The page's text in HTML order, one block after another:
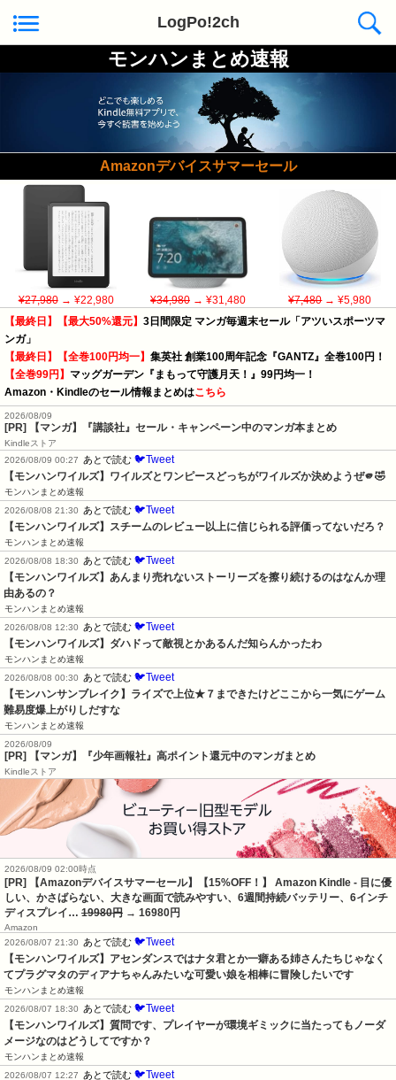
LogPo!2ch
モンハンまとめ速報
Amazonデバイスサマーセール
¥27,980→ ¥22,980 ¥34,980→ ¥31,480 ¥7,480→ ¥5,980
【最終日】【最大50%還元】 3日間限定 マンガ毎週末セール「アツいスポーツマ
ンガ」
【最終日】【全巻100円均一】 集英社 創業100周年記念『GANTZ』全巻100円！
【全巻99円】 マッグガーデン『まもって守護月天！』99円均一！
Amazon・Kindleのセール情報まとめはこちら
2026/08/09
[PR] 【マンガ】『講談社』セール・キャンペーン中のマンガ本まとめ
Kindleストア
2026/08/09 00:27
あとで読む 🐦Tweet
【モンハンワイルズ】ワイルズとワンピースどっちがワイルズか決めようぜ🫵🤣
モンハンまとめ速報
2026/08/08 21:30
あとで読む 🐦Tweet
【モンハンワイルズ】スチームのレビュー以上に信じられる評価ってないだろ？
モンハンまとめ速報
2026/08/08 18:30
あとで読む 🐦Tweet
【モンハンワイルズ】あんまり売れないストーリーズを擦り続けるのはなんか理
由あるの？
モンハンまとめ速報
2026/08/08 12:30
あとで読む 🐦Tweet
【モンハンワイルズ】ダハドって敵視とかあるんだ知らんかったわ
モンハンまとめ速報
2026/08/08 00:30
あとで読む 🐦Tweet
【モンハンサンブレイク】ライズで上位★７まできたけどここから一気にゲーム
難易度爆上がりしだすな
モンハンまとめ速報
2026/08/09
[PR] 【マンガ】『少年画報社』高ポイント還元中のマンガまとめ
Kindleストア
2026/08/09 02:00時点
[PR] 【Amazonデバイスサマーセール】【15%OFF！】 Amazon Kindle - 目に優
しい、かさばらない、大きな画面で読みやすい、6週間持続バッテリー、6インチ
ディスプレイ… 19980円 → 16980円
Amazon
2026/08/07 21:30
あとで読む 🐦Tweet
【モンハンワイルズ】アセンダンスではナタ君とか一癖ある姉さんたちじゃなく
てプラグマタのディアナちゃんみたいな可愛い娘を相棒に冒険したいです
モンハンまとめ速報
2026/08/07 18:30
あとで読む 🐦Tweet
【モンハンワイルズ】質問です、プレイヤーが環境ギミックに当たってもノーダ
メージなのはどうしてですか？
モンハンまとめ速報
2026/08/07 12:27
あとで読む 🐦Tweet